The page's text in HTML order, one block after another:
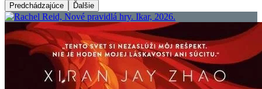
Predchádzajúce Ďalšie